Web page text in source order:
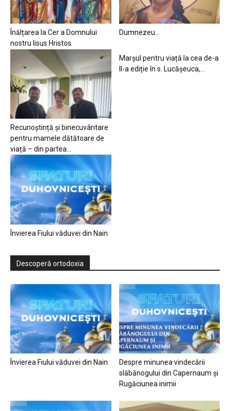
Înălțarea la Cer a Domnului
nostru Iisus Hristos
Dumnezeu…
Recunoștință și binecuvântare
pentru mamele dătătoare de
viață – din partea...
Marșul pentru viață la cea de-a
II-a ediție în s. Lucășeuca,...
Învierea Fiului văduvei din Nain
Descoperă ortodoxia
Învierea Fiului văduvei din Nain
Despre minunea vindecării
slăbănogului din Capernaum și
Rugăciunea inimii